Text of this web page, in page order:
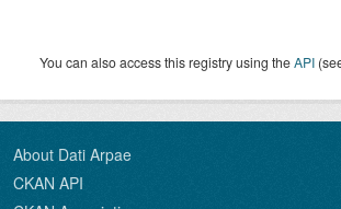
You can also access this registry using theAPI
About Dati Arpae
CKAN API